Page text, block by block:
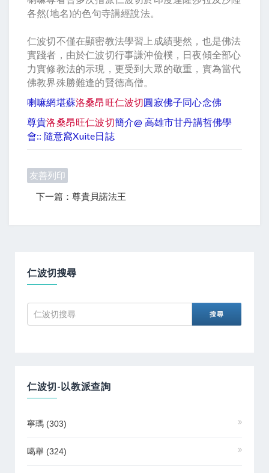
各然(地名)的色句寺講經說法。
仁波切不僅在顯密教法學習上成績斐然，也是佛法
實踐者，由於仁波切行事謙沖儉樸，日夜傾全部心
力實修教法的示現，更受到大眾的敬重，實為當代
佛教界殊勝難逢的賢德高僧。
喇嘛網堪蘇洛桑昂旺仁波切圓寂佛子同心念佛
尊貴洛桑昂旺仁波切簡介@ 高雄市甘丹講哲佛學
會:: 隨意窩Xuite日誌
友善列印
下一篇：尊貴貝諾法王
仁波切搜尋
仁波切-以教派查詢
寧瑪 (303)
噶舉 (324)